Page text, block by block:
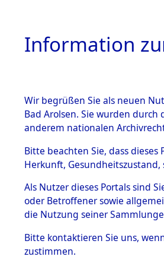
BESTÄNDE
Inhaftierungsdoku
mente
5. Verschiedenes
Todesmärsche
5.3.1 Alliierte
Information
Wir begrüßen Sie als neuen
Bad Arolsen. Sie wurden
anderem nationalen
Bitte beachten Sie, dass
Herkunft,
Als Nutzer dieses Portals sind
oder Betroffener sowie
die Nutzung seiner
Bitte kontaktieren Sie uns,
zustimmen.